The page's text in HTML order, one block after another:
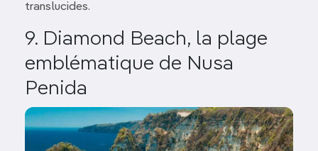
translucides.
9. Diamond Beach, la plage
emblématique de Nusa
Penida
Image